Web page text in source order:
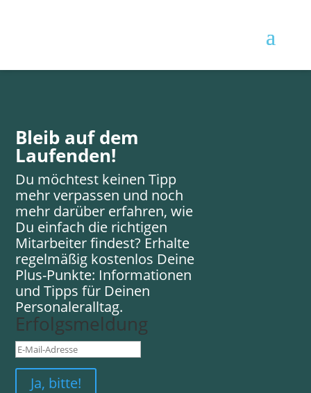
Bleib auf dem
Laufenden!
Du möchtest keinen Tipp
mehr verpassen und noch
mehr darüber erfahren, wie
Du einfach die richtigen
Mitarbeiter findest? Erhalte
regelmäßig kostenlos Deine
Plus-Punkte: Informationen
und Tipps für Deinen
Personaleralltag.
Erfolgsmeldung
Ja, bitte!